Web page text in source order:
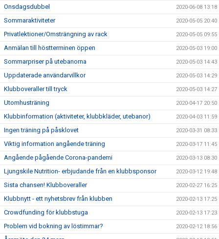
Onsdagsdubbel 2020-06-08 13:18
Sommaraktiviteter 2020-05-05 20:40
Privatlektioner/Omsträngning av rack 2020-05-05 09:55
Anmälan till höstterminen öppen 2020-05-03 19:00
Sommarpriser på utebanorna 2020-05-03 14:43
Uppdaterade användarvillkor 2020-05-03 14:29
Klubboveraller till tryck 2020-05-03 14:27
Utomhusträning 2020-04-17 20:50
Klubbinformation (aktiviteter, klubbkläder, utebanor) 2020-04-03 11:59
Ingen träning på påsklovet 2020-03-31 08:33
Viktig information angående träning 2020-03-17 11:45
Angående pågående Corona-pandemi 2020-03-13 08:30
Ljungskile Nutrition- erbjudande från en klubbsponsor 2020-03-12 19:48
Sista chansen! Klubboveraller 2020-02-27 16:25
Klubbnytt - ett nyhetsbrev från klubben 2020-02-13 17:25
Crowdfunding för klubbstuga 2020-02-13 17:23
Problem vid bokning av löstimmar? 2020-02-12 18:56